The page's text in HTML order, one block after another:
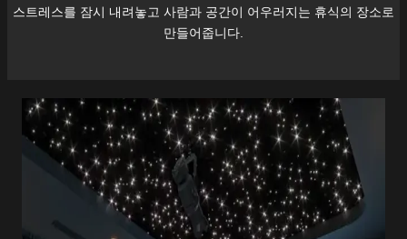
스트레스를 잠시 내려놓고 사람과 공간이 어우러지는 휴식의 장소로
만들어줍니다.